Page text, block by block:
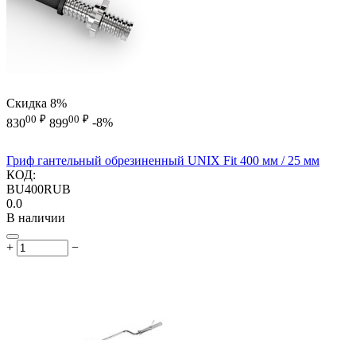
Скидка 8%
83000 ₽ 89900 ₽ -8%
Гриф гантельный обрезиненный UNIX Fit 400 мм / 25 мм
КОД:
BU400RUB
0.0
В наличии
+ −